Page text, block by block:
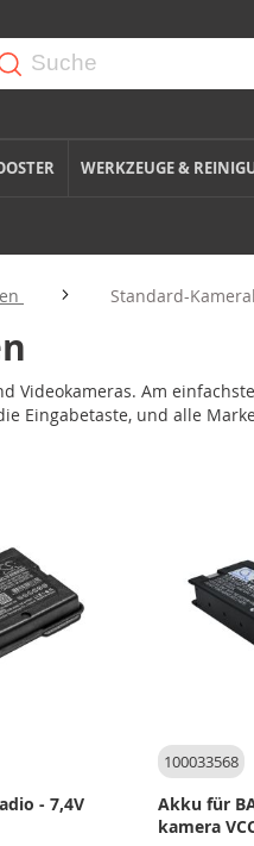
WERKZEUGE &
Standard-
Videokameras. Am
Eingabetaste, und alle
- 7,4V
100033568
Akku für
kamera